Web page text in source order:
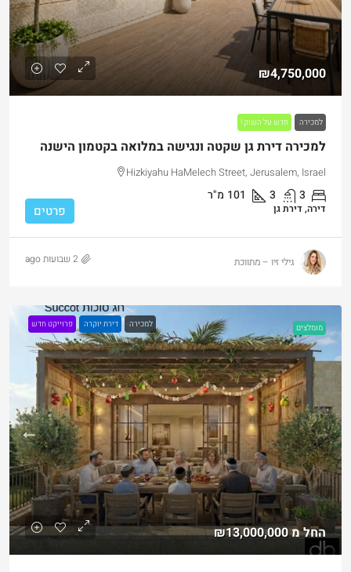
₪4,750,000
למכירה חדש על השוק !
למכירה דירת גן שקטה ונגישה במלואה בקטמון הישנה
Hizkiyahu HaMelech Street, Jerusalem, Israel
3
3
101 מ"ר
דירה, דירת גן פרטים
גילי זיו – מתווכת 2 שבועות ago
מומלצים למכירה דירת יוקרה פרוייקט חדש
החל מ₪13,000,000